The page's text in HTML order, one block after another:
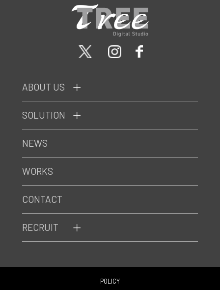
ABOUT US
SOLUTION
RECRUIT
NEWS
WORKS
CONTACT
POLICY